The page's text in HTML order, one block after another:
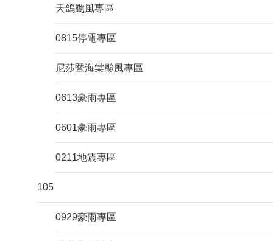
天鴿颱風專區
0815停電專區
尼莎暨海棠颱風專區
0613豪雨專區
0601豪雨專區
0211地震專區
105
0929豪雨專區